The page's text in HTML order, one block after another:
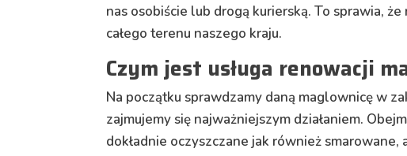
nas osobiście lub drogą kurierską. To sprawia,
całego terenu naszego kraju.
Czym jest usługa renowacji
Na początku sprawdzamy daną maglownicę w
zajmujemy się najważniejszym działaniem.
dokładnie oczyszczane jak również smarowane,